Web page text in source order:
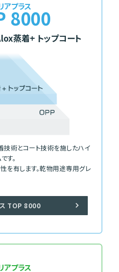
アプラス
8000
蒸着+ トップコート
術とコート技術を施したハイ
す。
を有します。乾物用途専用グレ
TOP 8000
アプラス